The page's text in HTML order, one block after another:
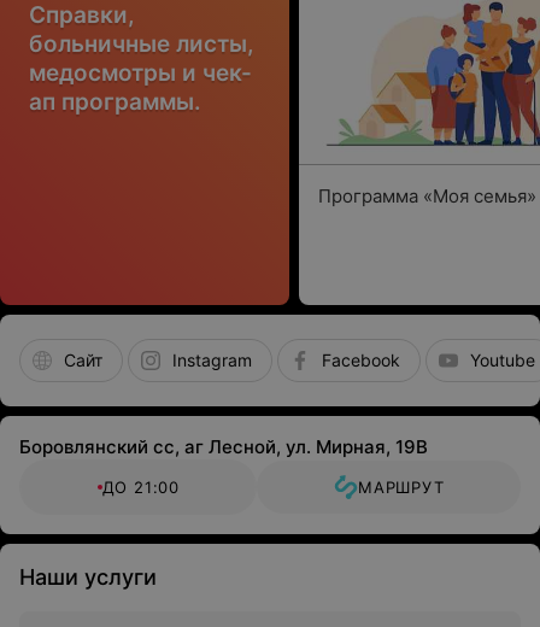
Справки,
больничные листы,
медосмотры и чек-
ап программы.
Программа «Моя семья»
Сайт Instagram Facebook Youtube
Боровлянский сс, аг Лесной, ул. Мирная, 19В
ДО 21:00 МАРШРУТ
Наши услуги